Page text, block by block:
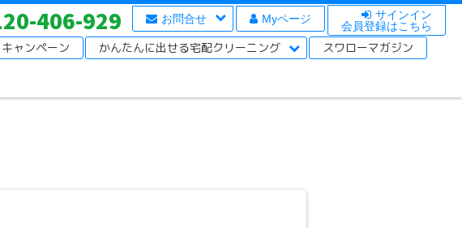
キャンペーン かんたんに出せる宅配クリーニング
スワローマガジン
お問合せ Myページ
サインイン
会員登録はこちら
406-929